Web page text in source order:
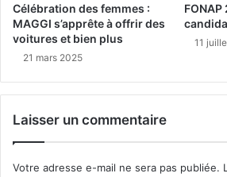
Célébration des femmes :
MAGGI s’apprête à offrir des
voitures et bien plus
21 mars 2025
11
Laisser un commentaire
Votre adresse e-mail ne sera pas publiée.